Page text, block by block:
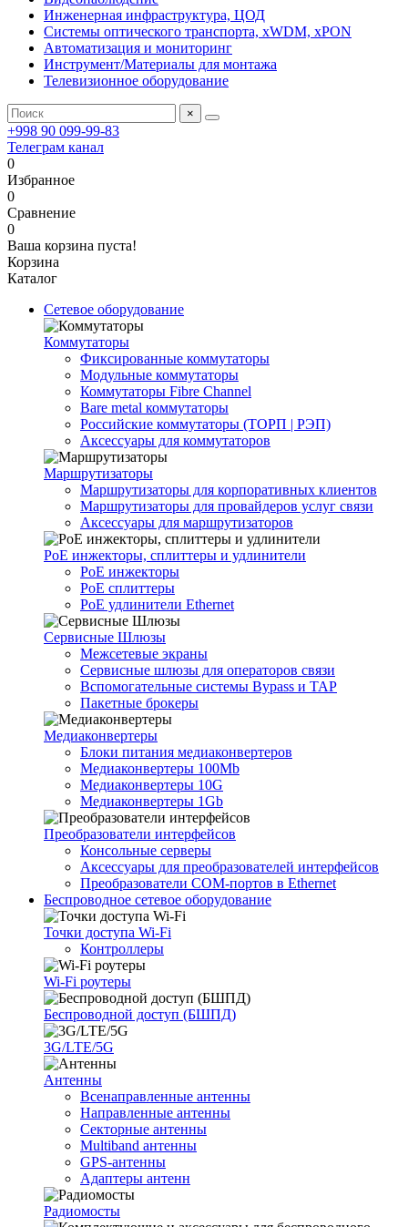
Инженерная инфраструктура, ЦОД
Системы оптического транспорта, xWDM, xPON
Автоматизация и мониторинг
Инструмент/Материалы для монтажа
Телевизионное оборудование
×
+998 90 099-99-83
Телеграм канал
0
Избранное
0
Сравнение
0
Ваша корзина пуста!
Корзина
Каталог
Сетевое оборудование
Коммутаторы
Фиксированные коммутаторы
Модульные коммутаторы
Коммутаторы Fibre Channel
Bare metal коммутаторы
Российские коммутаторы (ТОРП | РЭП)
Аксессуары для коммутаторов
Маршрутизаторы
Маршрутизаторы для корпоративных клиентов
Маршрутизаторы для провайдеров услуг связи
Аксессуары для маршрутизаторов
PoE инжекторы, сплиттеры и удлинители
PoE инжекторы
PoE сплиттеры
PoE удлинители Ethernet
Сервисные Шлюзы
Межсетевые экраны
Сервисные шлюзы для операторов связи
Вспомогательные системы Bypass и TAP
Пакетные брокеры
Медиаконвертеры
Блоки питания медиаконвертеров
Медиаконвертеры 100Mb
Медиаконвертеры 10G
Медиаконвертеры 1Gb
Преобразователи интерфейсов
Консольные серверы
Аксессуары для преобразователей интерфейсов
Преобразователи COM-портов в Ethernet
Беспроводное сетевое оборудование
Точки доступа Wi-Fi
Контроллеры
Wi-Fi роутеры
Беспроводной доступ (БШПД)
3G/LTE/5G
Антенны
Всенаправленные антенны
Направленные антенны
Секторные антенны
Multiband антенны
GPS-антенны
Адаптеры антенн
Радиомосты